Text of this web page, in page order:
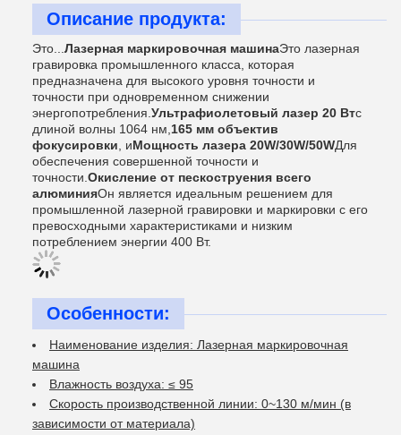
Описание продукта:
Это... Лазерная маркировочная машинаЭто лазерная
гравировка промышленного класса, которая
предназначена для высокого уровня точности и
точности при одновременном снижении
энергопотребления. Ультрафиолетовый лазер 20 Втс
длиной волны 1064 нм, 165 мм объектив
фокусировки , иМощность лазера 20W/30W/50WДля
обеспечения совершенной точности и
точности. Окисление от пескоструения всего
алюминияОн является идеальным решением для
промышленной лазерной гравировки и маркировки с его
превосходными характеристиками и низким
потреблением энергии 400 Вт.
Особенности:
Наименование изделия: Лазерная маркировочная
машина
Влажность воздуха: ≤ 95
Скорость производственной линии: 0~130 м/мин (в
зависимости от материала)